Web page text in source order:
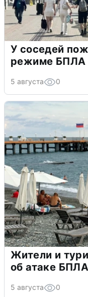
У соседей
режиме БПЛА
5 августа 0
Жители и
об атаке
5 августа 0